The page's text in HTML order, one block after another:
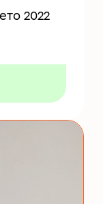
2022